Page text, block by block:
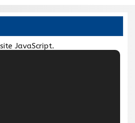
JavaScript.